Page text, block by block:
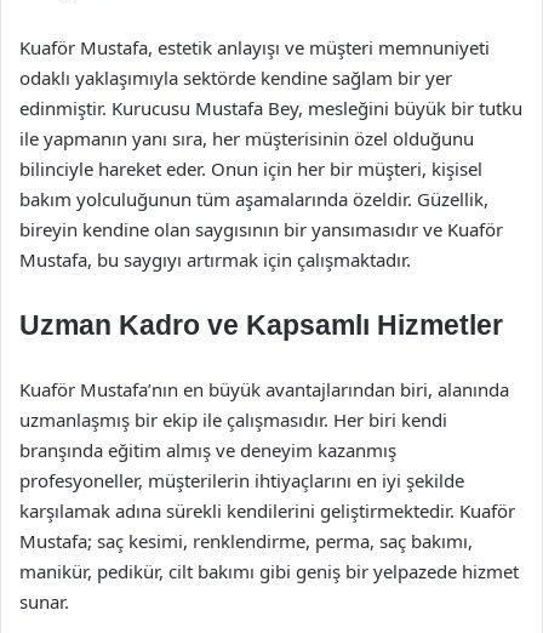
Kuaför Mustafa, estetik anlayışı ve müşteri memnuniyeti
odaklı yaklaşımıyla sektörde kendine sağlam bir yer
edinmiştir. Kurucusu Mustafa Bey, mesleğini büyük bir tutku
ile yapmanın yanı sıra, her müşterisinin özel olduğunu
bilinciyle hareket eder. Onun için her bir müşteri, kişisel
bakım yolculuğunun tüm aşamalarında özeldir. Güzellik,
bireyin kendine olan saygısının bir yansımasıdır ve Kuaför
Mustafa, bu saygıyı artırmak için çalışmaktadır.
Uzman Kadro ve Kapsamlı Hizmetler
Kuaför Mustafa’nın en büyük avantajlarından biri, alanında
uzmanlaşmış bir ekip ile çalışmasıdır. Her biri kendi
branşında eğitim almış ve deneyim kazanmış
profesyoneller, müşterilerin ihtiyaçlarını en iyi şekilde
karşılamak adına sürekli kendilerini geliştirmektedir. Kuaför
Mustafa; saç kesimi, renklendirme, perma, saç bakımı,
manikür, pedikür, cilt bakımı gibi geniş bir yelpazede hizmet
sunar.